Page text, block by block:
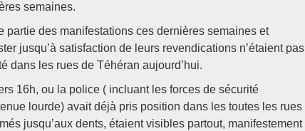
semaines.
des manifestations ces dernières semaines et
jusqu’à satisfaction de leurs revendications n’étaient pas
dans les rues de Téhéran aujourd’hui.
16h, ou la police ( incluant les forces de sécurité
lourde) avait déjà pris position dans les toutes les rues
jusqu’aux dents, étaient visibles partout, manifestement